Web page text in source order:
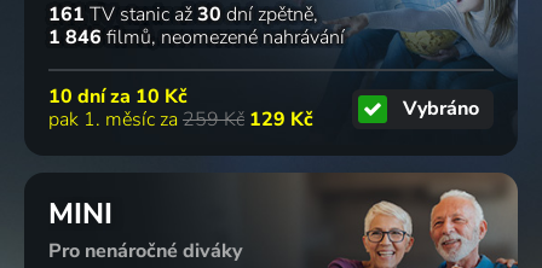
161 TV stanic až30 dní zpětně
1 846 filmů neomezené nahrávání
10 dní za 10 Kč
pak 1. měsíc za 259 Kč 129 Kč Vybráno
MINI
Pro nenáročné diváky